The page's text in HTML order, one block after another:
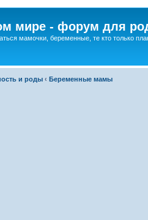
мире - форум для
мамочки, беременные, те кто только
и роды ‹ Беременные мамы